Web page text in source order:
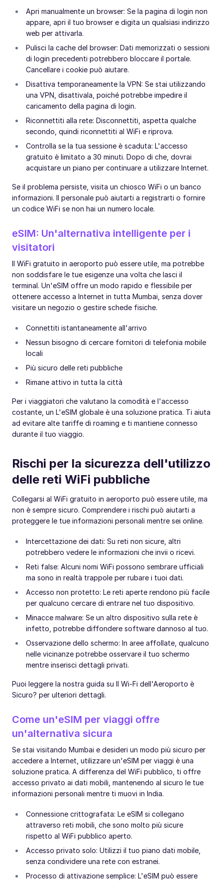
Apri manualmente un browser: Se la pagina di login non
appare, apri il tuo browser e digita un qualsiasi indirizzo
web per attivarla.
Pulisci la cache del browser: Dati memorizzati o sessioni
di login precedenti potrebbero bloccare il portale.
Cancellare i cookie può aiutare.
Disattiva temporaneamente la VPN: Se stai utilizzando
una VPN, disattivala, poiché potrebbe impedire il
caricamento della pagina di login.
Riconnettiti alla rete: Disconnettiti, aspetta qualche
secondo, quindi riconnettiti al WiFi e riprova.
Controlla se la tua sessione è scaduta: L'accesso
gratuito è limitato a 30 minuti. Dopo di che, dovrai
acquistare un piano per continuare a utilizzare Internet.
Se il problema persiste, visita un chiosco WiFi o un banco
informazioni. Il personale può aiutarti a registrarti o fornire
un codice WiFi se non hai un numero locale.
eSIM: Un'alternativa intelligente per i
visitatori
Il WiFi gratuito in aeroporto può essere utile, ma potrebbe
non soddisfare le tue esigenze una volta che lasci il
terminal. Un'eSIM offre un modo rapido e flessibile per
ottenere accesso a Internet in tutta Mumbai, senza dover
visitare un negozio o gestire schede fisiche.
Connettiti istantaneamente all'arrivo
Nessun bisogno di cercare fornitori di telefonia mobile
locali
Più sicuro delle reti pubbliche
Rimane attivo in tutta la città
Per i viaggiatori che valutano la comodità e l'accesso
costante, un L'eSIM globale è una soluzione pratica. Ti aiuta
ad evitare alte tariffe di roaming e ti mantiene connesso
durante il tuo viaggio.
Rischi per la sicurezza dell'utilizzo
delle reti WiFi pubbliche
Collegarsi al WiFi gratuito in aeroporto può essere utile, ma
non è sempre sicuro. Comprendere i rischi può aiutarti a
proteggere le tue informazioni personali mentre sei online.
Intercettazione dei dati: Su reti non sicure, altri
potrebbero vedere le informazioni che invii o ricevi.
Reti false: Alcuni nomi WiFi possono sembrare ufficiali
ma sono in realtà trappole per rubare i tuoi dati.
Accesso non protetto: Le reti aperte rendono più facile
per qualcuno cercare di entrare nel tuo dispositivo.
Minacce malware: Se un altro dispositivo sulla rete è
infetto, potrebbe diffondere software dannoso al tuo.
Osservazione dello schermo: In aree affollate, qualcuno
nelle vicinanze potrebbe osservare il tuo schermo
mentre inserisci dettagli privati.
Puoi leggere la nostra guida su Il Wi-Fi dell'Aeroporto è
Sicuro? per ulteriori dettagli.
Come un'eSIM per viaggi offre
un'alternativa sicura
Se stai visitando Mumbai e desideri un modo più sicuro per
accedere a Internet, utilizzare un'eSIM per viaggi è una
soluzione pratica. A differenza del WiFi pubblico, ti offre
accesso privato ai dati mobili, mantenendo al sicuro le tue
informazioni personali mentre ti muovi in India.
Connessione crittografata: Le eSIM si collegano
attraverso reti mobili, che sono molto più sicure
rispetto al WiFi pubblico aperto.
Accesso privato solo: Utilizzi il tuo piano dati mobile,
senza condividere una rete con estranei.
Processo di attivazione semplice: L'eSIM può essere